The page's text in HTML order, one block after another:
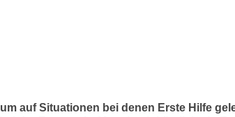
auf Situationen bei denen Erste Hilfe